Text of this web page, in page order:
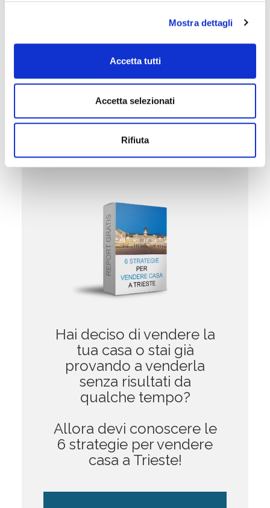
Mostra dettagli
Accetta tutti
Accetta selezionati
Rifiuta
Hai deciso di vendere la
tua casa o stai già
provando a venderla
senza risultati da
qualche tempo?
Allora devi conoscere le
6 strategie per vendere
casa a Trieste!